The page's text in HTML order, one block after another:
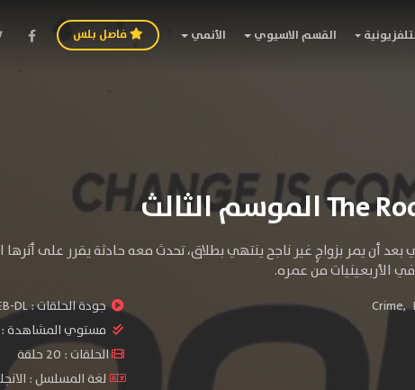
القسم الاسيوي الأنمي فاصل بلس
بعد أن يمر بزواجٍ غير ناجح ينتهي بطلاق، تحدث معه حادثة يقرر على
الأربعينيات من عمره.
Crime, جودة الحلقات :DL
مستوي المشاهدة
الحلقات : 20 حلقة
لغة المسلسل :